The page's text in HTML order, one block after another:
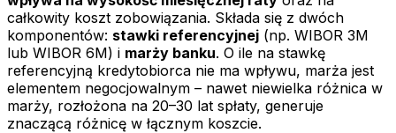
całkowity koszt zobowiązania. Składa się z dwóch
komponentów: stawki referencyjnej (np. WIBOR 3M
lub WIBOR 6M) i marży banku. O ile na stawkę
referencyjną kredytobiorca nie ma wpływu, marża jest
elementem negocjowalnym – nawet niewielka różnica w
marży, rozłożona na 20–30 lat spłaty, generuje
znaczącą różnicę w łącznym koszcie.